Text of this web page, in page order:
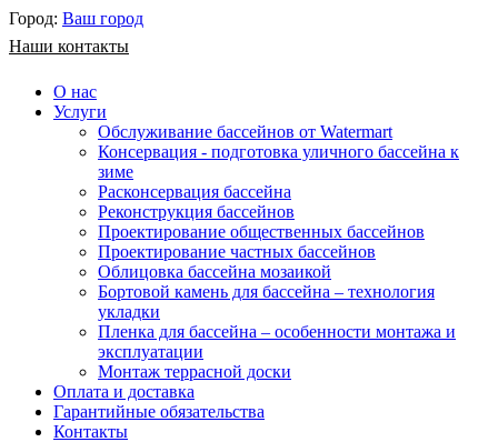
Город: Ваш город
Наши контакты
О нас
Услуги
Обслуживание бассейнов от Watermart
Консервация - подготовка уличного бассейна к
зиме
Расконсервация бассейна
Реконструкция бассейнов
Проектирование общественных бассейнов
Проектирование частных бассейнов
​Облицовка бассейна мозаикой
Бортовой камень для бассейна – технология
укладки
Пленка для бассейна – особенности монтажа и
эксплуатации
Монтаж террасной доски
Оплата и доставка
Гарантийные обязательства
Контакты